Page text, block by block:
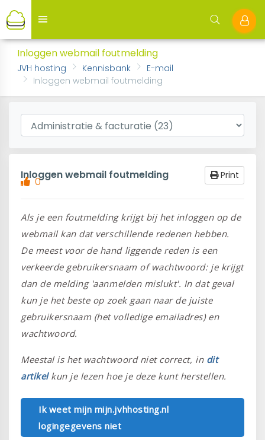
Inloggen webmail foutmelding
JVH hosting Kennisbank
E-mail
Inloggen webmail foutmelding
Inloggen webmail foutmelding Print
0
Als je een foutmelding krijgt bij het inloggen op de
webmail kan dat verschillende redenen hebben.
De meest voor de hand liggende reden is een
verkeerde gebruikersnaam of wachtwoord: je krijgt
dan de melding 'aanmelden mislukt'. In dat geval
kun je het beste op zoek gaan naar de juiste
gebruikersnaam (het volledige emailadres) en
wachtwoord.
Meestal is het wachtwoord niet correct, in dit
artikelkun je lezen hoe je deze kunt herstellen.
Ik weet mijn mijn.jvhhosting.nl
logingegevens niet